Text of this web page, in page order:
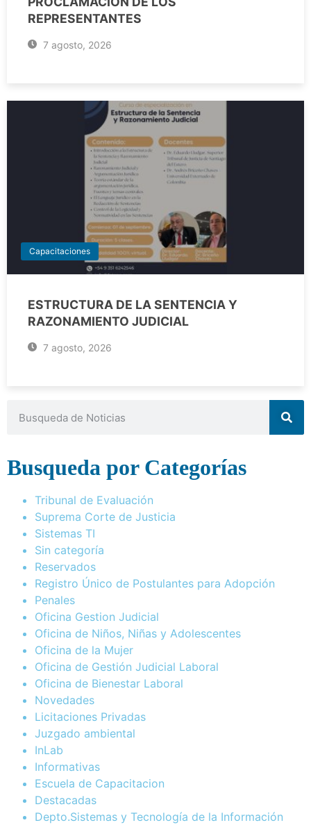
REPRESENTANTES
7 agosto, 2026
Capacitaciones
ESTRUCTURA DE LA SENTENCIA Y
RAZONAMIENTO JUDICIAL
7 agosto, 2026
Busqueda por Categorías
Tribunal de Evaluación
Suprema Corte de Justicia
Sistemas TI
Sin categoría
Reservados
Registro Único de Postulantes para Adopción
Penales
Oficina Gestion Judicial
Oficina de Niños, Niñas y Adolescentes
Oficina de la Mujer
Oficina de Gestión Judicial Laboral
Oficina de Bienestar Laboral
Novedades
Licitaciones Privadas
Juzgado ambiental
InLab
Informativas
Escuela de Capacitacion
Destacadas
Depto.Sistemas y Tecnología de la Información